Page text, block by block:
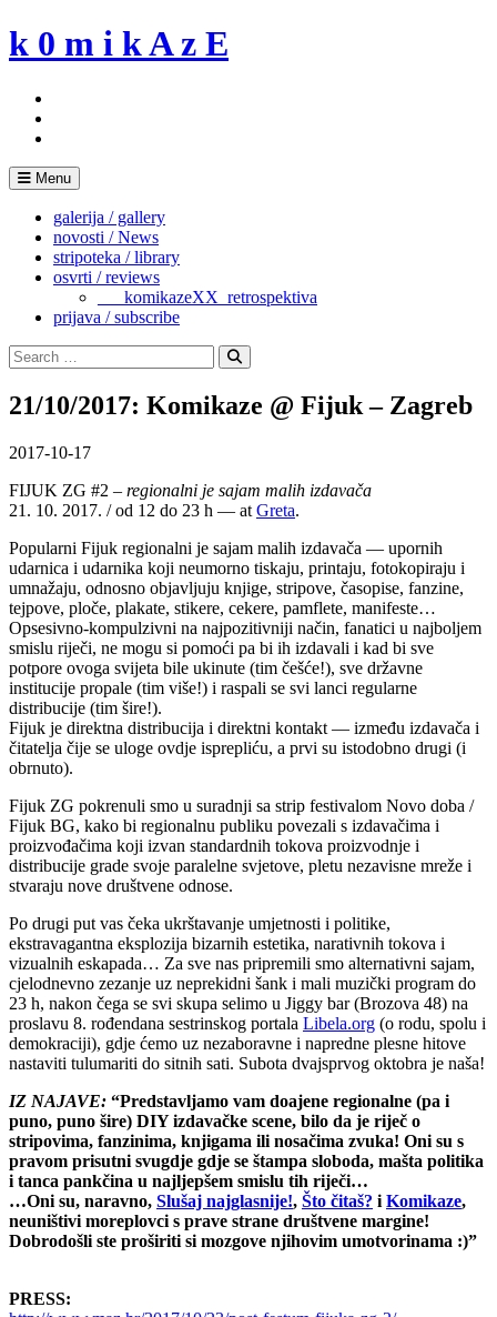
Skip
to
k 0 m i k A z E
Menu
galerija / gallery
novosti / News
stripoteka / library
osvrti / reviews
___komikazeXX_retrospektiva
prijava / subscribe
Search
for:
Search
21/10/2017: Komikaze @ Fijuk – Zagreb
2017-10-17
FIJUK ZG #2 – regionalni je sajam malih izdavača
21. 10. 2017. / od 12 do 23 h — at Greta.
Popularni Fijuk regionalni je sajam malih izdavača ― upornih
udarnica i udarnika koji neumorno tiskaju, printaju, fotokopiraju i
umnažaju, odnosno objavljuju knjige, stripove, časopise, fanzine,
tejpove, ploče, plakate, stikere, cekere, pamflete, manifeste…
Opsesivno-kompulzivni na najpozitivniji način, fanatici u najboljem
smislu riječi, ne mogu si pomoći pa bi ih izdavali i kad bi sve
potpore ovoga svijeta bile ukinute (tim češće!), sve državne
institucije propale (tim više!) i raspali se svi lanci regularne
distribucije (tim šire!).
Fijuk je direktna distribucija i direktni kontakt ― između izdavača i
čitatelja čije se uloge ovdje isprepliću, a prvi su istodobno drugi (i
obrnuto).
Fijuk ZG pokrenuli smo u suradnji sa strip festivalom Novo doba /
Fijuk BG, kako bi regionalnu publiku povezali s izdavačima i
proizvođačima koji izvan standardnih tokova proizvodnje i
distribucije grade svoje paralelne svjetove, pletu nezavisne mreže i
stvaraju nove društvene odnose.
Po drugi put vas čeka ukrštavanje umjetnosti i politike,
ekstravagantna eksplozija bizarnih estetika, narativnih tokova i
vizualnih eskapada… Za sve nas pripremili smo alternativni sajam,
cjelodnevno zezanje uz neprekidni šank i mali muzički program do
23 h, nakon čega se svi skupa selimo u Jiggy bar (Brozova 48) na
proslavu 8. rođendana sestrinskog portala Libela.org (o rodu, spolu i
demokraciji), gdje ćemo uz nezaboravne i napredne plesne hitove
nastaviti tulumariti do sitnih sati. Subota dvajsprvog oktobra je naša!
IZ NAJAVE: “Predstavljamo vam doajene regionalne (pa i
puno, puno šire) DIY izdavačke scene, bilo da je riječ o
stripovima, fanzinima, knjigama ili nosačima zvuka! Oni su s
pravom prisutni svugdje gdje se štampa sloboda, mašta politika
i tanca pankčina u najljepšem smislu tih riječi…
…Oni su, naravno, Slušaj najglasnije!, Što čitaš? i Komikaze,
neuništivi moreplovci s prave strane društvene margine!
Dobrodošli ste proširiti si mozgove njihovim umotvorinama :)”
PRESS: